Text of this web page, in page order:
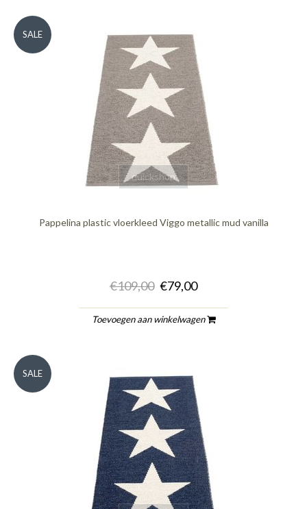
quickshop
SALE
Pappelina plastic vloerkleed Viggo metallic mud vanilla
€109,00 €79,00
Toevoegen aan winkelwagen
SALE